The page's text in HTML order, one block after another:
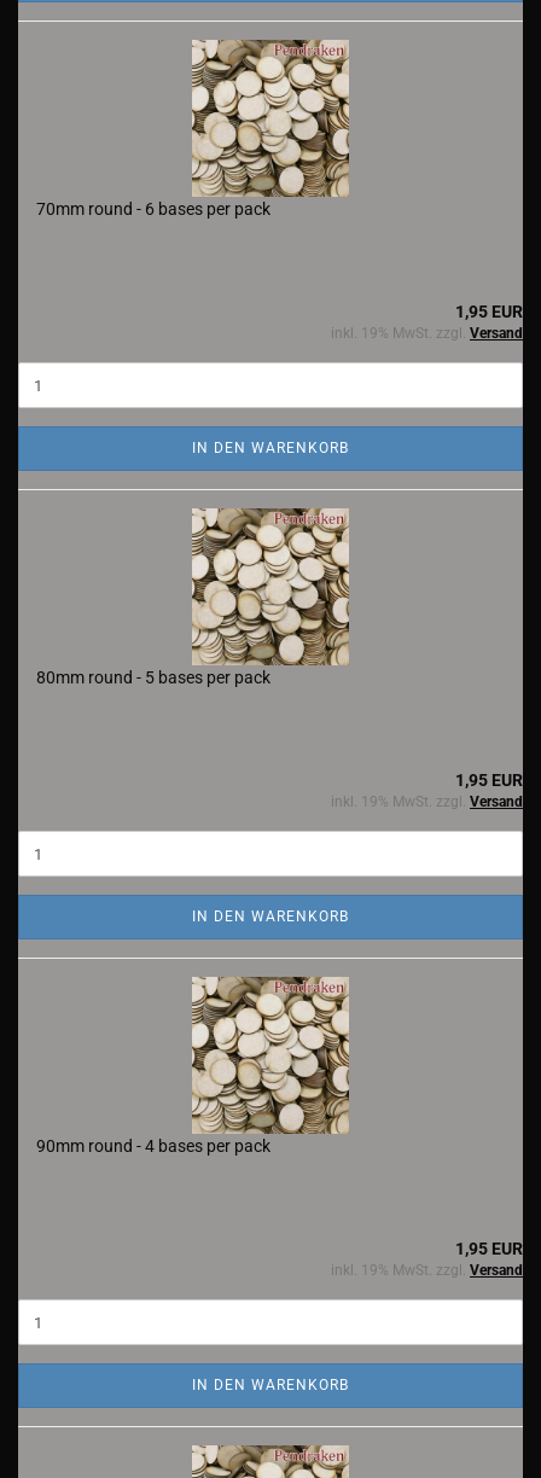
70mm round - 6 bases per pack
1,95 EUR
inkl. 19% MwSt. zzgl. Versand
IN DEN WARENKORB
80mm round - 5 bases per pack
1,95 EUR
inkl. 19% MwSt. zzgl. Versand
IN DEN WARENKORB
90mm round - 4 bases per pack
1,95 EUR
inkl. 19% MwSt. zzgl. Versand
IN DEN WARENKORB